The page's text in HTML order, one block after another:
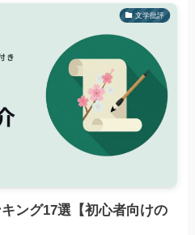
文学批評
ング17選【初心者向けの